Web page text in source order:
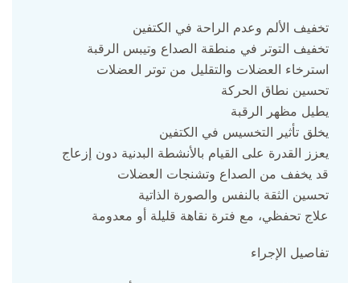
تخفيف الألم وعدم الراحة في الكتفين
تخفيف التوتر في منطقة الصداع وتيبس الرقبة
استرخاء العضلات والتقليل من توتر العضلات
تحسين نطاق الحركة
يطيل مظهر الرقبة
يخلق تأثير التخسيس في الكتفين
يعزز القدرة على القيام بالأنشطة البدنية دون إزعاج
قد يخفف من الصداع وتشنجات العضلات
تحسين الثقة بالنفس والصورة الذاتية
علاج تحفظي، مع فترة نقاهة قليلة أو معدومة
تفاصيل الإجراء